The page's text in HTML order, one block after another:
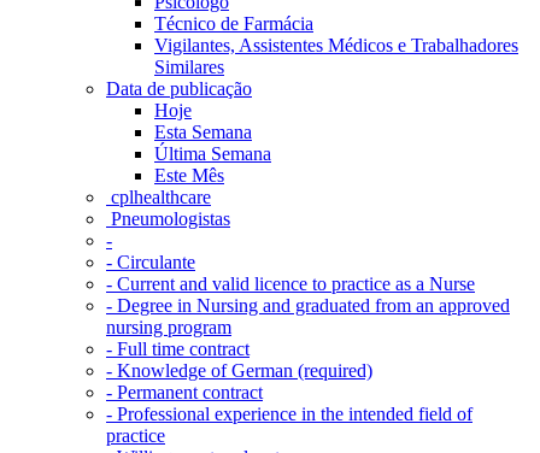
Técnico de Farmácia
Vigilantes, Assistentes Médicos e Trabalhadores
Similares
Data de publicação
Hoje
Esta Semana
Última Semana
Este Mês
‎ cplhealthcare‬
Pneumologistas
-
- Circulante
- Current and valid licence to practice as a Nurse
- Degree in Nursing and graduated from an approved
nursing program
- Full time contract
- Knowledge of German (required)
- Permanent contract
- Professional experience in the intended field of
practice